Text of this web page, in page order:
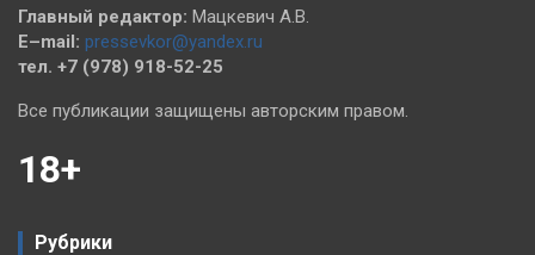
Главный редактор: Мацкевич А.В.
E–mail: pressevkor@yandex.ru
тел. +7 (978) 918-52-25
Все публикации защищены авторским правом.
18+
Рубрики